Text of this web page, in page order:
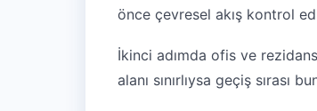
önce çevresel akış kontrol
İkinci adımda ofis ve
alanı sınırlıysa geçiş sırası